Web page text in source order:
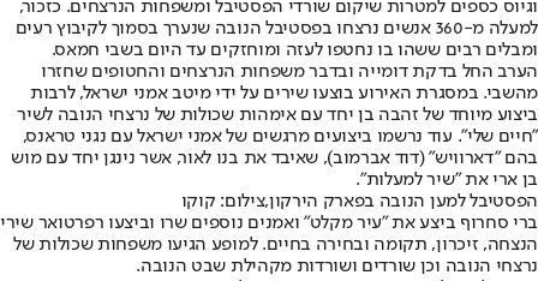
וגיוס כספים למטרות שיקום שורדי הפסטיבל ומשפחות הנרצחים. כזכור,
למעלה מ-360 אנשים נרצחו בפסטיבל הנובה שנערך בסמוך לקיבוץ רעים
ומבלים רבים ששהו בו נחטפו לעזה ומוחזקים עד היום בשבי חמאס.
הערב החל בדקת דומייה ובדבר משפחות הנרצחים והחטופים שחזרו
מהשבי. במסגרת האירוע בוצעו שירים על ידי מיטב אמני ישראל, לרבות
ביצוע מיוחד של זהבה בן יחד עם אימהות שכולות של נרצחי הנובה לשיר
"חיים שלי". עוד נרשמו ביצועים מרגשים של אמני ישראל עם נגני טראנס,
בהם "דארוויש" (דוד אברמוב), שאיבד את בנו לאור, אשר נינגן יחד עם מוש
בן ארי את "שיר למעלות".
הפסטיבל למען הנובה בפארק הירקון,צילום: קוקו
ברי סחרוף ביצע את "עיר מקלט" ואמנים נוספים שרו וביצעו רפרטואר שירי
הנצחה, זיכרון, תקומה ובחירה בחיים. למופע הגיעו משפחות שכולות של
נרצחי הנובה וכן שורדים ושורדות מקהילת שבט הנובה.